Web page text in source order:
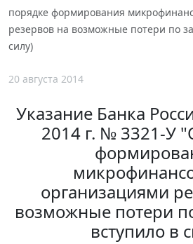
порядке формирования
резервов на возможные потери по
силу)
20 августа 2014
Указание Банка
2014 г. № 3321-У
организациями
возможные потери
вступило в